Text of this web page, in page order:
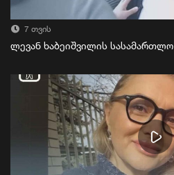
7 თვის
ლევან ხაბეიშვილის სასამართლო